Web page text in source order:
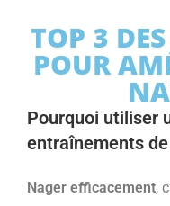
TOP 3
POUR
Pourquoi utiliser
entraînements
Nager efficacement,